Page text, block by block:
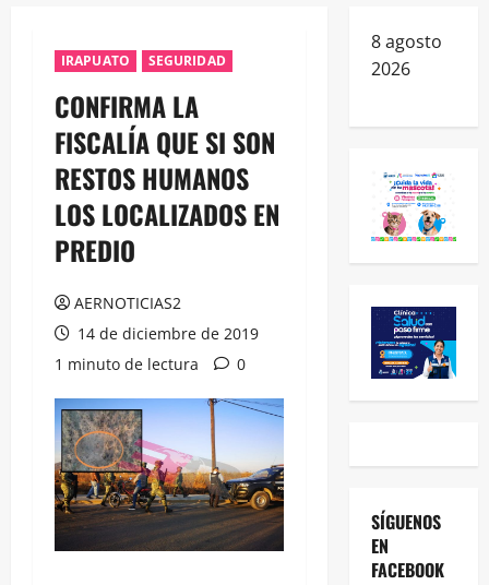
IRAPUATO SEGURIDAD
CONFIRMA LA
FISCALÍA QUE SI SON
RESTOS HUMANOS
LOS LOCALIZADOS EN
PREDIO
AERNOTICIAS2
14 de diciembre de 2019
1 minuto de lectura
0
8 agosto
2026
SÍGUENOS
EN
FACEBOOK